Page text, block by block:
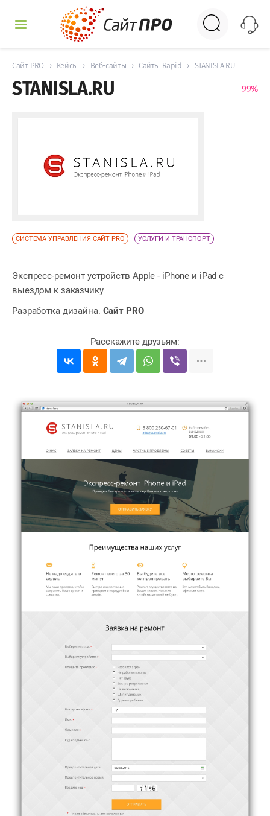
Сайт PRO › Кейсы › Веб-сайты › Сайты Rapid › STANISLA.RU
STANISLA.RU
СИСТЕМА УПРАВЛЕНИЯ САЙТ PRO УСЛУГИ И ТРАНСПОРТ
Экспресс-ремонт устройств Apple - iPhone и iPad с
выездом к заказчику.
Разработка дизайна: Сайт PRO
УСЛУГИ
НОВОСТИ